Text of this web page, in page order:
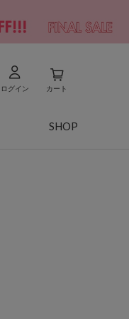
ログイン カート
SHOP